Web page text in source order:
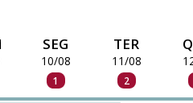
SEG
10/08
1
TER
11/08
2